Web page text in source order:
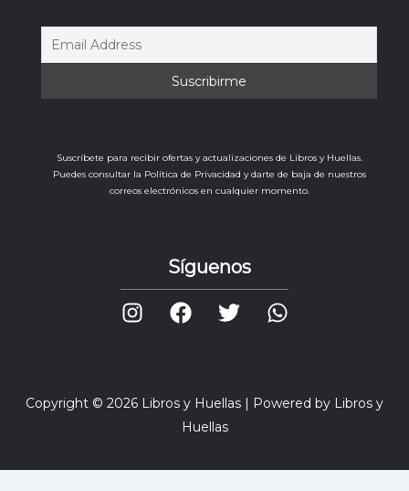
Suscríbete para recibir ofertas y actualizaciones de Libros y Huellas.
Puedes consultar la Política de Privacidad y darte de baja de nuestros
correos electrónicos en cualquier momento.
Síguenos
Copyright © 2026 Libros y Huellas | Powered by Libros y
Huellas